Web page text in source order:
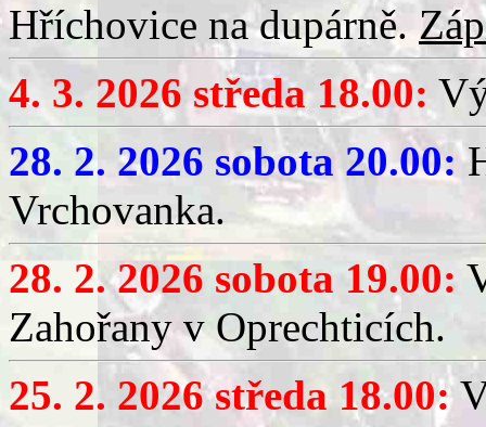
Hříchovice na dupárně.
4. 3. 2026 středa 18.00:
28. 2. 2026 sobota 20.00:
Vrchovanka.
28. 2. 2026 sobota 19.00:
Zahořany v Oprechticích.
25. 2. 2026 středa 18.00: